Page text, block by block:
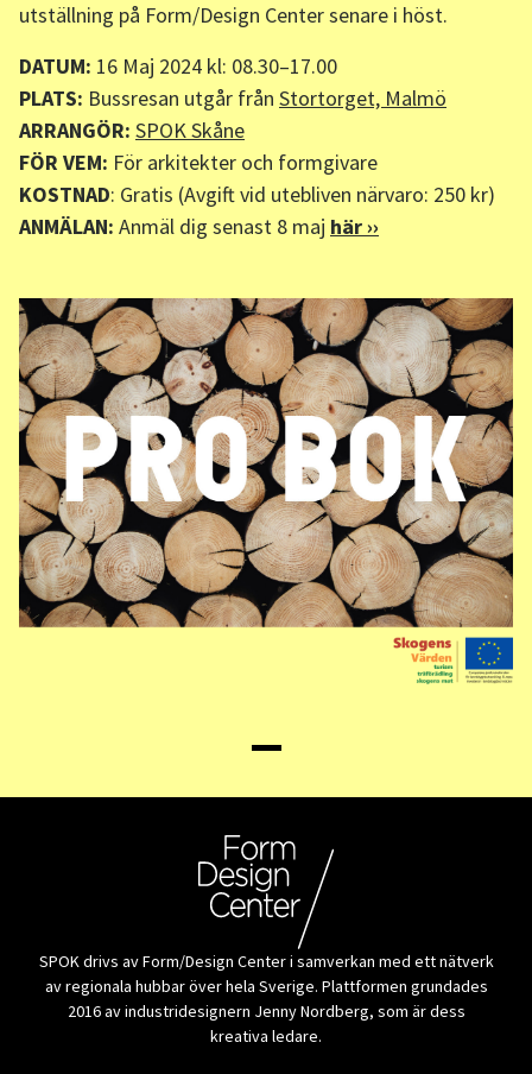
utställning på Form/Design Center senare i höst.
DATUM: 16 Maj 2024 kl: 08.30–17.00
PLATS: Bussresan utgår från Stortorget, Malmö
ARRANGÖR: SPOK Skåne
FÖR VEM: För arkitekter och formgivare
KOSTNAD: Gratis (Avgift vid utebliven närvaro: 250 kr)
ANMÄLAN: Anmäl dig senast 8 maj här ››
SPOK drivs av Form/Design Center i samverkan med ett nätverk
av regionala hubbar över hela Sverige. Plattformen grundades
2016 av industridesignern Jenny Nordberg, som är dess
kreativa ledare.